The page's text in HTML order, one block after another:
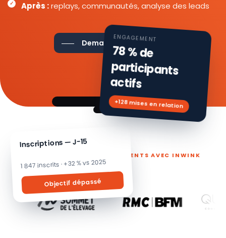
Après :replays, communautés, analyse des leads
Demander une démo
Inscriptions — J-15
1 847 inscrits · +32 % vs 2025
Objectif dépassé
ENGAGEMENT
78 % de
participants
actifs
+128 mises en relation
ILS PILOTENT LEURS ÉVÉNEMENTS AVEC INWINK